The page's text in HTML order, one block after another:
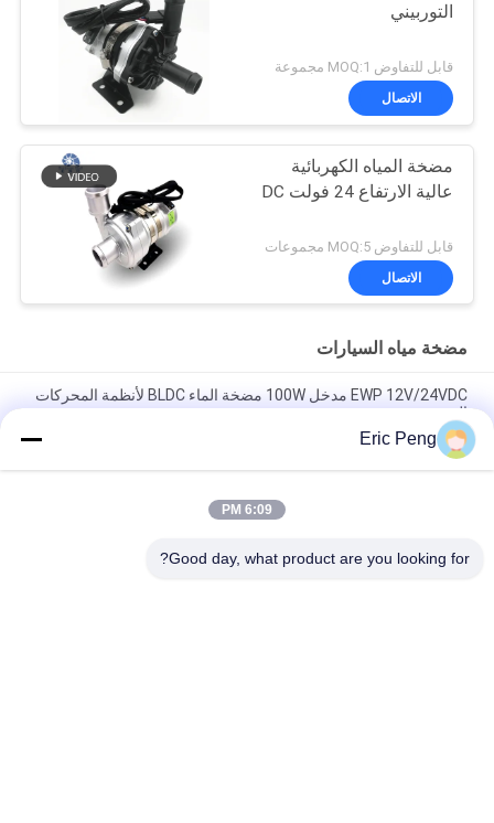
التوربيني
قابل للتفاوض MOQ:1 مجموعة
الاتصال
مضخة المياه الكهربائية
عالية الارتفاع 24 فولت DC
قابل للتفاوض MOQ:5 مجموعات
الاتصال
مضخة مياه السيارات
EWP 12V/24VDC مدخل 100W مضخة الماء BLDC لأنظمة المحركات
الهجينة.
الإلكترونية الهجينة
مضخة مياه السيارات ذات الجودة العالية Bextreme Shell 24VDC
Eric Peng
6:09 PM
Good day, what product are you looking for?